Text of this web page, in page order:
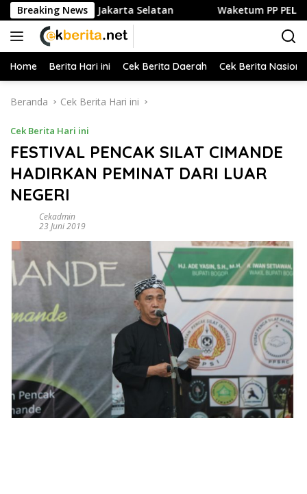
Langsung
ke
konten
Breaking News
Kuliner di Jakarta Selatan Waketum PP PELTI ,H.
Home Berita Hari ini Cek Berita Daerah Cek Berita
Beranda Cek Berita Hari ini
Cek Berita Hari ini
FESTIVAL PENCAK SILAT CIMANDE
HADIRKAN PEMINAT DARI LUAR
NEGERI
Cekadmin
23 Juni 2019